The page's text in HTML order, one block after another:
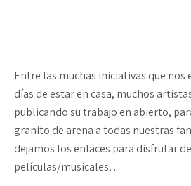
Entre las muchas iniciativas que
días de estar en casa, muchos
publicando su trabajo en abierto,
granito de arena a todas nuestras
dejamos los enlaces para disfrutar
películas/musicales…